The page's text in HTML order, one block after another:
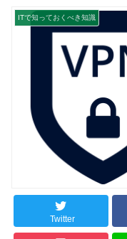
ITで知っておくべき知識
Twitter